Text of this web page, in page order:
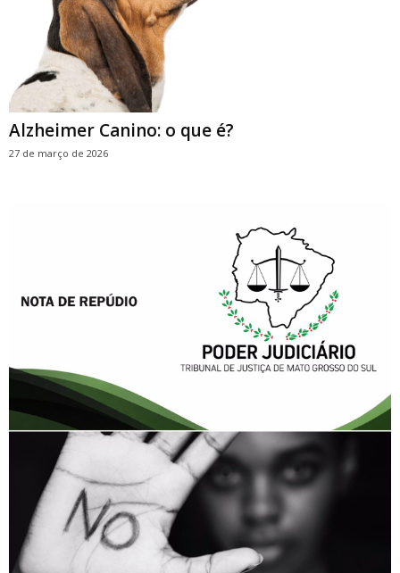
Alzheimer Canino: o que é?
27 de março de 2026